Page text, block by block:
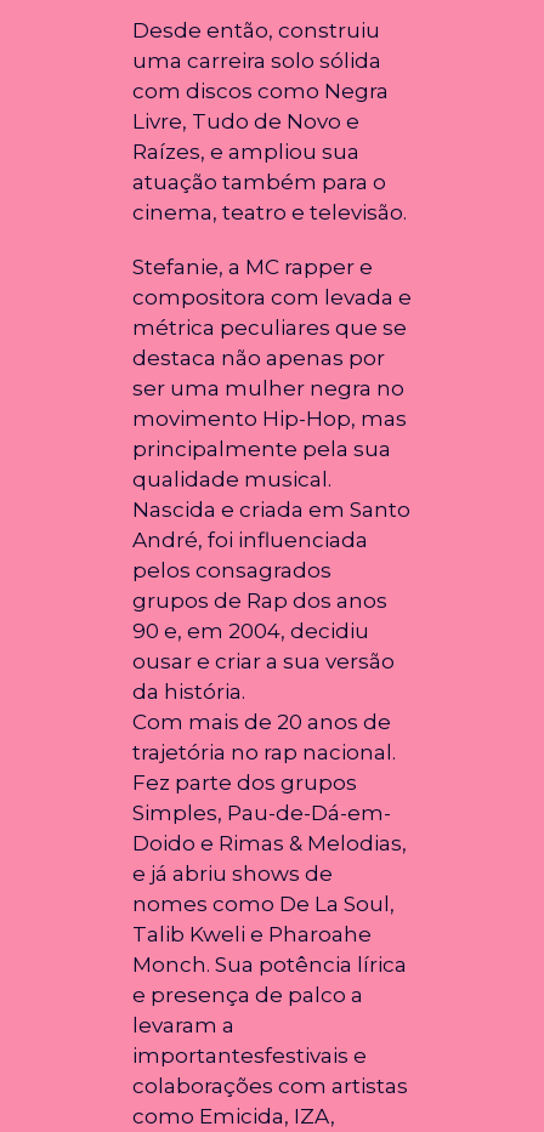
Desde então, construiu
uma carreira solo sólida
com discos como Negra
Livre, Tudo de Novo e
Raízes, e ampliou sua
atuação também para o
cinema, teatro e televisão.
Stefanie, a MC rapper e
compositora com levada e
métrica peculiares que se
destaca não apenas por
ser uma mulher negra no
movimento Hip-Hop, mas
principalmente pela sua
qualidade musical.
Nascida e criada em Santo
André, foi influenciada
pelos consagrados
grupos de Rap dos anos
90 e, em 2004, decidiu
ousar e criar a sua versão
da história.
Com mais de 20 anos de
trajetória no rap nacional.
Fez parte dos grupos
Simples, Pau-de-Dá-em-
Doido e Rimas & Melodias,
e já abriu shows de
nomes como De La Soul,
Talib Kweli e Pharoahe
Monch. Sua potência lírica
e presença de palco a
levaram a
importantesfestivais e
colaborações com artistas
como Emicida, IZA,